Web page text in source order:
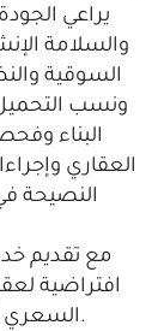
يراعي
والسلامة
السوقية
ونسب
البناء
العقاري
النصيحة
مع تقديم
افتراضية
السعري لتحصل على عقارك بسعر مناسب.